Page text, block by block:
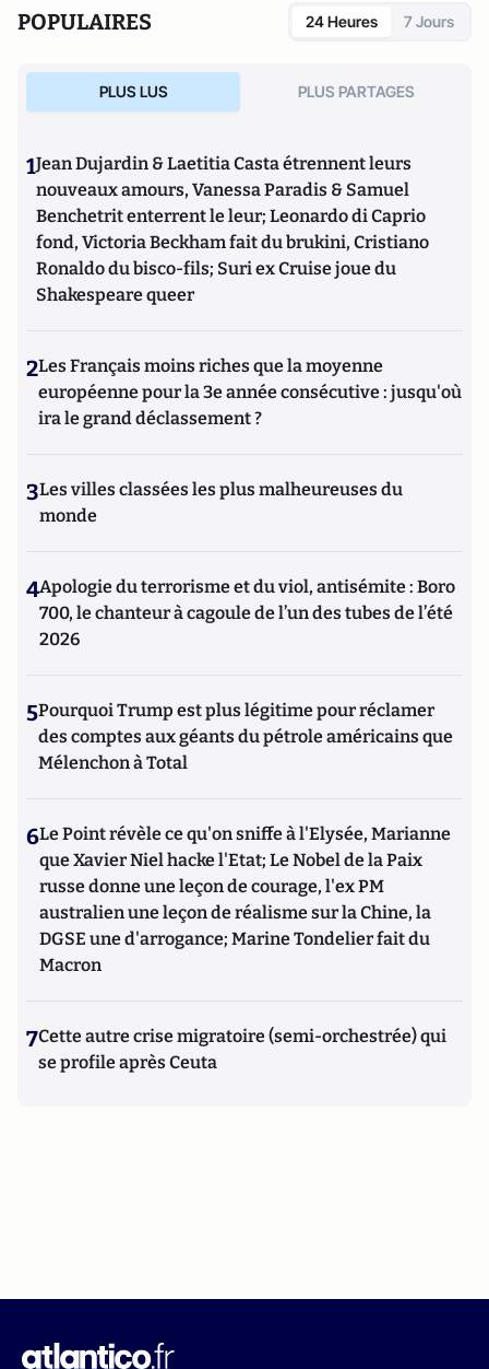
POPULAIRES 24 Heures 7 Jours
PLUS LUS PLUS PARTAGES
1Jean Dujardin & Laetitia Casta étrennent leurs
nouveaux amours, Vanessa Paradis & Samuel
Benchetrit enterrent le leur; Leonardo di Caprio
fond, Victoria Beckham fait du brukini, Cristiano
Ronaldo du bisco-fils; Suri ex Cruise joue du
Shakespeare queer
2Les Français moins riches que la moyenne
européenne pour la 3e année consécutive : jusqu'où
ira le grand déclassement ?
3Les villes classées les plus malheureuses du
monde
4Apologie du terrorisme et du viol, antisémite : Boro
700, le chanteur à cagoule de l’un des tubes de l’été
2026
5Pourquoi Trump est plus légitime pour réclamer
des comptes aux géants du pétrole américains que
Mélenchon à Total
6Le Point révèle ce qu'on sniffe à l'Elysée, Marianne
que Xavier Niel hacke l'Etat; Le Nobel de la Paix
russe donne une leçon de courage, l'ex PM
australien une leçon de réalisme sur la Chine, la
DGSE une d'arrogance; Marine Tondelier fait du
Macron
7Cette autre crise migratoire (semi-orchestrée) qui
se profile après Ceuta